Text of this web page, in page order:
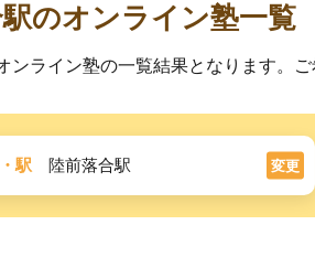
のオンライン塾一覧
ンライン塾の一覧結果となります。
駅 陸前落合駅 変更